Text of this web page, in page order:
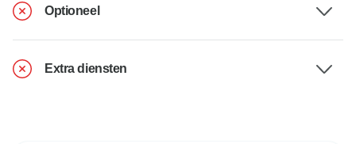
Optioneel
Extra diensten